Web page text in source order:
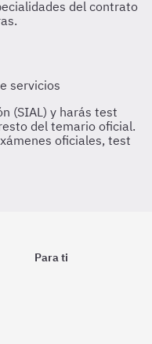
del contrato
Para ti